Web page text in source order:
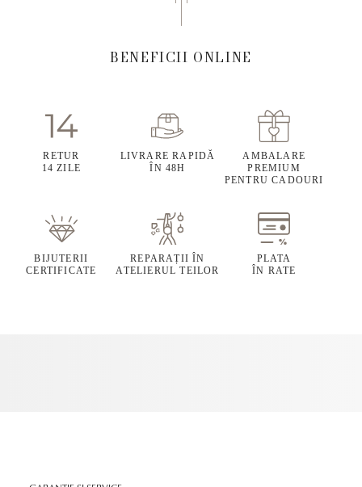
BENEFICII ONLINE
RETUR
14 ZILE
LIVRARE RAPIDĂ
ÎN 48H
AMBALARE
PREMIUM
PENTRU CADOURI
BIJUTERII
CERTIFICATE
REPARAȚII ÎN
ATELIERUL TEILOR
PLATA
ÎN RATE